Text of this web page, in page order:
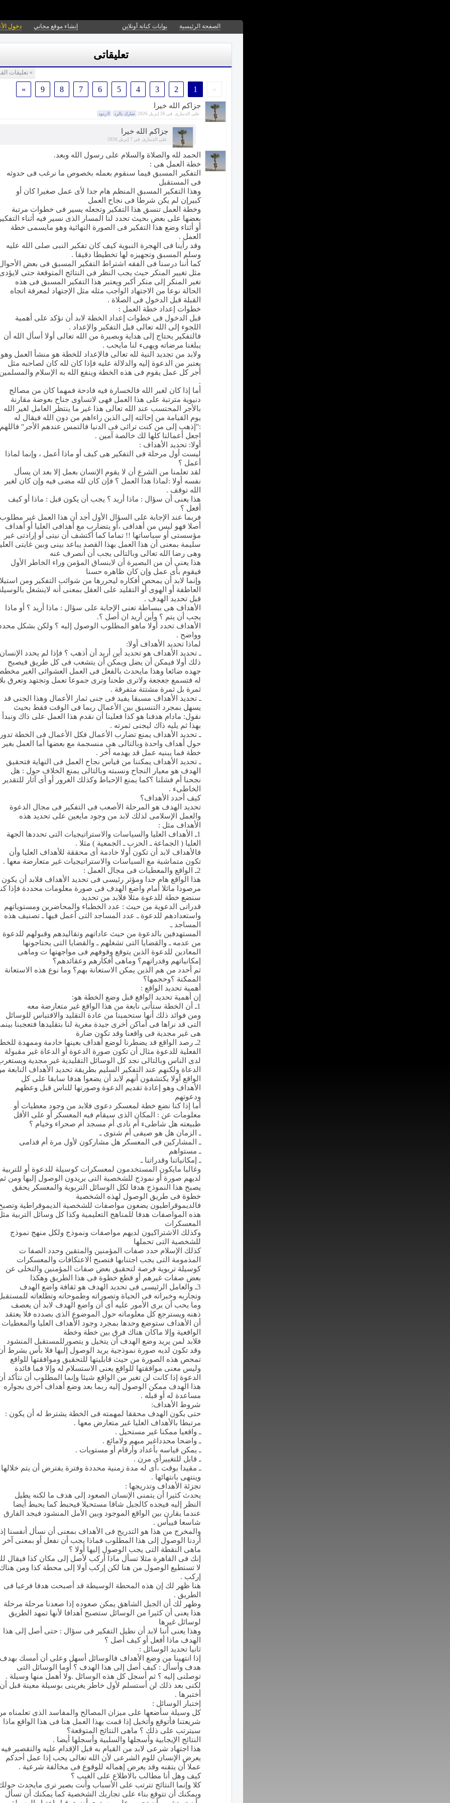
الصفحة الرئيسية بوابات كنانة أونلاين إنشاء موقع مجاني دخول
تعليقاتى
» تعليقات
«
1
2
3
4
5
6
7
8
9
»
جزاكم الله خيرا
على الدينارى فى شارك بالرد 0 ردود
جزاكم الله خيرا
على الدينارى فى
الحمد لله والصلاة والسلام على رسول الله وبعد.
خطة العمل هى :
التفكير المسبق فيما سنقوم بعمله بخصوص ما نرغب فى حدوثه
فى المستقبل
وهذا التفكير المسبق المنظم هام جدا لأى عمل صغيرا كان أو
كبيرإن لم يكن شرطا فى نجاح العمل
وخطة العمل تنسق هذا التفكير وتجعله يسير فى خطوات مرتبة
بعضها على بعض بحيث تحدد لنا المسار الذى نسير فيه أثناء
أو أثتاء وضع هذا التفكير فى الصورة النهائية وهو مايسمى خطة
العمل .
وقد رأينا فى الهجرة النبوية كيف كان تفكير النبى صلى الله عليه
وسلم المسبق وتجهيزه لها تخطيطا دقيقا .
كما أننا درسنا فى الفقه اشتراط التفكير المسبق فى بعض
مثل تغيير المنكر حيث يجب النظر فى النتائج المتوقعة حتى
تغير المنكر إلى منكر أكبر ويعتبر هذا التفكير المسبق فى هذه
الحالة نوعا من الاجتهاد الواجب مثله مثل الإجتهاد لمعرفة اتجاه
القبلة قبل الدخول فى الصلاة .
خطوات إعداد خطة العمل :
قبل الدخول فى خطوات إعداد الخطة لابد أن نؤكد على أهمية
اللجوء إلى الله تعالى قبل التفكير والإعداد .
فالتفكير يحتاج إلى هداية وبصيرة من الله تعالى أولا أسأل الله أن
يبلغنا مرضاته ويهىء لنا مايحب .
ولابد من تجديد النية لله تعالى فالإعداد للخطة هو منشأ العمل وهو
يعتبر من الدعوة إليه والدلالة عليه فإذا كان لله كان لصاحبه مثل
أجر كل عمل يقوم فى هذه الخطة وينفع الله به الإسلام
.
أما إذا كان لغير الله فالخسارة فيه فادحة فمهما كان من مصالح
دنيوية مترتبة على هذا العمل فهى لاتساوى جناح بعوضة مقارنة
بالأجر المحتسب عند الله تعالى هذا غير ما ينتظر العامل لغير الله
يوم القيامة من إحالته إلى الذين راءاهم من دون الله فيقال له
:"إذهب إلى من كنت ترائى فى الدنيا فالتمس عندهم الأجر" فاللهم
اجعل أعمالنا كلها لك خالصة آمين .
أولا: تحديد الأهداف :
ليست أول مرحلة فى التفكير هى كيف أو ماذا أعمل ، وإنما لماذا
أعمل ؟
لقد تعلمنا من الشرع أن لا يقوم الإنسان بعمل إلا بعد ان يسأل
نفسه أولا :لماذا هذا العمل ؟ فإن كان لله مضى فيه وإن كان لغير
الله توقف .
هذا يعنى أن سؤال : ماذا أريد ؟ يجب أن يكون قبل : ماذا أو كيف
أفعل ؟
فربما عند الإجابة على السؤال الأول أجد أن هذا العمل غير مطلوب
أصلا فهو ليس من أهدافى ،أو يتضارب مع أهدافى العليا أو أهداف
مؤسستى أو سياساتها !! تماما كما أكتشف أن نيتى أو إرادتى غير
سليمة بمعنى أن هذا العمل بهذا القصد يباعد بينى وبين غايتى
وهى رضا الله تعالى وبالتالى يجب أن أنصرف عنه
هذا يعنى أن من البصيرة أن لاينساق المؤمن وراء الخاطر الأول
فيقوم بأى عمل وإن كان ظاهره حسنا
وإنما لابد أن يمحص أفكاره ليحررها من شوائب التفكير ومن
العاطفة أو الهوى أو التقليد على العقل بمعنى أنه لاينشغل
قبل تحديد الهدف .
الأهداف هى ببساطة تعنى الإجابة على سؤال : ماذا أريد ؟ أو ماذا
يجب أن يتم ؟ وأين أريد ان أصل ؟.
الأهداف تحدد أولا ماهو المطلوب الوصول إليه ؟ ولكن بشكل
وواضح .
لماذا تحديد الأهداف أولا:
ـ تحديد الأهداف هو تحديد أين أريد أن أذهب ؟ فإذا لم يحدد الإنسان
ذلك أولا فيمكن أن يضل ويمكن أن يتشعب فى كل طريق فيصبح
جهده ضائعا وهذا مايحدث بالفعل فى العمل العشوائى الغير
له فتسمع جعجعة ولاترى طحنا وترى جموعا تعمل وتجتهد وتعرق
ثمرة بل ثمرة مشتتة متفرقة .
ـ تحديد الأهداف مسبقا يفيد فى جنى ثمار الأعمال وهذا الجنى قد
يسهل بمجرد التنسيق بين الأعمال ربما فى الوقت فقط بحيث
نقول: مادام هدفنا هو كذا فعلينا أن نقدم هذا العمل على ذاك ونبدأ
بهذا ثم يليه ذاك ليجنى ثمرته .
ـ تحديد الأهداف يمنع تضارب الأعمال فكل الأعمال فى الخطة تدور
حول أهداف واحدة وبالتالى هى منسجمة مع بعضها أما العمل بغير
خطة فما يبنيه عمل قد يهدمه آخر .
ـ تحديد الأهداف يمكننا من قياس نجاح العمل فى النهاية فتحقيق
الهدف هو معيار النجاح ونسبته وبالتالى يمنع الخلاف حول : هل
نجحنا أم فشلنا ؟كما يمنع الإحباط وكذلك الغرور أو أى آثار للتقدير
الخاطىء .
كيف أحدد الأهداف؟
تحديد الهدف هو المرحلة الأصعب فى التفكير فى مجال الدعوة
والعمل الإسلامى لذلك لابد من وجود مايعين على تحديد هذه
الأهداف مثل :
1ـ الأهداف العليا والسياسات والاستراتيجيات التى تحددها الجهة
العليا ( الجماعة ـ الحزب ـ الجمعية ) مثلا .
فالأهداف لابد أن تكون أولا خادمة أى محققة للأهداف العليا وأن
تكون متماشية مع السياسات والاستراتيجيات غير متعارضة معها .
2ـ الواقع والمعطيات فى مجال العمل :
هذا الواقع هام جدا ومؤثر رئيسى فى تحديد الأهداف فلابد أن يكون
مرصودا ماثلا أمام واضع الهدف فى صورة معلومات محددة فإذا
سنضع خطة للدعوة مثلا فلابد من تحديد
قدراتى الدعوية من حيث : عدد الخطباء والمحاضرين ومستوياتهم
واستعدادهم للدعوة ـ عدد المساجد التى أعمل فيها ـ تصنيف هذه
المساجد ـ
المستهدفين بالدعوة من حيث عاداتهم وتقاليدهم وقبولهم للدعوة
من عدمه ـ والقضايا التى تشغلهم ـ والقضايا التى يحتاجونها
المعادين للدعوة الذين يتوقع وقوفهم فى مواجهتها ت وماهى
إمكانياتهم وقدراتهم؟ وماهى أفكارهم وعقائدهم؟
ثم أحدد من هم الذين يمكن الاستعانة بهم؟ وما نوع هذه الاستعانة
الممكنة ؟وحجمها؟
أهمية تحديد الواقع :
إن أهمية تحديد الواقع قبل وضع الخطة هو:
1ـ أن الخطة ستأتى نابعة من هذا الواقع غير متعارضة معه
ومن فوائد ذلك أنها ستحمينا من عادة التقليد والاقتباس للوسائل
التى قد نراها فى أماكن أخرى جيدة مغرية لنا بتقليدها فتعجبنا
هى غير مجدية فى واقعنا وقد تكون ضارة
2ـ رصد الواقع قد يضطرنا لوضع أهداف بعينها خادمة وممهدة
الفعلية للدعوة مثال أن تكون صورة الدعوة أو الدعاة غير مقبولة
لدى الناس وبالتالى نجد كل الوسائل التقليدية غير مجدية
الدعاة ولكنهم عند التفكير السليم بطريقة تحديد الأهداف النابعة
الواقع أولا يكتشفون أنهم لابد أن يضعوا هدفا سابقا على كل
الأهداف وهو إعادة تقديم الدعوة وصورتها للناس قبل وعظهم
ودعوتهم
أما إذا كنا نضع خطة لمعسكر دعوى فلابد من وجود معطيات أو
معلومات عن : المكان الذى سيقام فيه المعسكر أو على الأقل
طبيعته هل شاطىء أم نادى أم مسجد أم صحراء وخيام ؟
ـ الزمان هل هو صيفى أم شتوى ـ
ـ المشاركين فى المعسكر هل مشاركون لأول مرة أم قدامى
ـ مستواهم
ـ إمكانياتنا وقدراتنا ـ
وغالبا مايكون المستخدمون لمعسكرات كوسيلة للدعوة أو للتربية
لديهم صورة أو نموذج للشخصية التى يريدون الوصول إليها ومن
يصبح هذا النموذج هدفا لكل الوسائل التربوية والمعسكر يحقق
خطوة فى طريق الوصول لهذه الشخصية
فالديموقراطيون يضعون مواصفات للشخصية الديموقراطية
هذه المواصفات هدفا للمناهج التعليمية وكذا كل وسائل التربية
المعسكرات
وكذلك الاشتراكيون لديهم مواصفات ونموذج ولكل منهج نموذج
للشخصية التى تحملها
كذلك الإسلام حدد صفات المؤمنين والمتقين وحدد الصفا ت
المذمومة التى يجب اجتنابها فتصبح الاعتكافات والمعسكرات
كوسيلة تربوية فرصة لتحقيق بعض صفات المؤمنين والتخلى عن
بعض صفات غيرهم أو قطع خطوة فى هذا الطريق وهكذا
3ـ والعامل الرئيسى فى تحديد الهدف هو ثقافة واضع الهدف
وتجاربه وخبراته فى الحياة وتصوراته وطموحاته وتطلعاته
وما يحب أن يرى الأمور عليه أى أن واضع الهدف لابد أن يعصف
ذهنه ويسترجع كل معلوماته حول الموضوع الذى بصدده فلا يعتقد
أن الأهداف ستوضع وحدها بمجرد وجود الأهداف العليا والمعطيات
الواقعية وإلا ماكان هناك فرق بين خطة وخطة
فلابد لمن يريد وضع الهدف أن يتخيل و يتصورللمستقبل المنشود
وقد تكون لديه صورة نموذجية يريد الوصول إليها فلا بأس بشرط
تمحص هذه الصورة من حيث قابليتها للتحقيق وموافقتها للواقع
وليس معنى موافقتها للواقع يعنى الاستسلام له وإلا فما فائدة
الدعوة إذا كانت لن تغير من الواقع شيئا وإنما المطلوب أن نتأكد
هذا الهدف ممكن الوصول إليه ربما بعد وضع أهداف أخرى بجواره
مساعدة له أو قبله .
شروط الأهداف:
حتى يكون الهدف محققا لمهمته فى الخطة يشترط له أن يكون :
مرتبطا بالأهداف العليا غير متعارض معها .
ـ واقعيا ممكنا غير مستحيل .
ـ واضحا محدداغير مبهم ولامائع .
ـ يمكن قياسه بأعداد وأرقام أو مستويات .
ـ قابل للتغييرأى مرن .
ـ مقيدا بوقت ،أى له مدة زمنية محددة وفترة يفترض أن يتم خلالها
وينتهى بانتهائها .
تجزئة الأهداف وتدريجها :
يحدث كثيرا أن يتمنى الإنسان الصعود إلى هدف ما لكنه يطيل
النظر إليه فيجده كالجبل شاقا مستحيلا فيحبط كما يحبط أيضا
عندما يقارن بين الواقع الموجود وبين الأمل المنشود فيجد الفارق
شاسعا فييأس .
والمخرج من هذا هو التدريج فى الأهداف بمعنى أن نسأل أنفسنا
أردنا الوصول إلى هذا المطلوب فماذا يجب أن نفعل أو بمعنى آخر
ماهى النقطة التى يجب الوصول إليها أولا ؟
إنك فى القاهرة مثلا تسأل ماذا أركب لأصل إلى مكان كذا فيقال
لا تستطيع الوصول من هنا لكن إركب أولا إلى محطة كذا ومن
إركب .
هنا ظهر لك إن هذه المحطة الوسيطة قد أصبحت هدفا فرعيا فى
الطريق .
وظهر لك أن الجبل الشاهق يمكن صعوده إذا صعدنا مرحلة مرحلة
هذا يعنى أن كثيرا من الوسائل ستصبح أهدافا لأنها تمهد الطريق
لوسائل غيرها
وهذا يعنى أننا لابد أن نطيل التفكير فى سؤال : حتى أصل إلى هذا
الهدف ماذا أفعل أو كيف أصل ؟
ثانيا تحديد الوسائل :
إذا انتهينا من وضع الأهداف فالوسائل أسهل وعلى أن أمسك بهدف
هدف وأسأل : كيف أصل إلى هذا الهدف ؟ أوما الوسائل التى
توصلنى إليه ؟ ثم أسجل كل هذه الوسائل .ولا أهمل منها وسيلة .
لكنى بعد ذلك لن أستسلم لأول خاطر يغرينى بوسيلة معينة قبل أن
أختبرها .
إختبار الوسائل :
كل وسيلة سأضعها على ميزان المصالح والمفاسد الذى تعلمناه
شريعتنا فأتوقع وأتخيل إذا قمت بهذا العمل هنا فى هذا الواقع ماذا
سيترتب على ذلك ؟ ماهى النتائج المتوقعة؟
النتائج الإيجابية وأسجلها والسلبية وأسجلها أيضا .
هذا اجتهاد شرعى لابد من القيام به قبل الإقدام عليه والتقصير فيه
يعرض الإنسان للوم الشرعى لأن الله تعالى يحب إذا عمل أحدكم
عملا أن يتقنه وقد يعرض إهماله للوقوع فى مخالفة شرعية .
كيف وهل أنا مطالب بالاطلاع على الغيب ؟
كلا وإنما النتائج تترتب على الأسباب وأنت بصير ترى مايحدث
ويمكنك أن تتوقع بناء على تجاربك الشخصية كما يمكنك أن تسأل